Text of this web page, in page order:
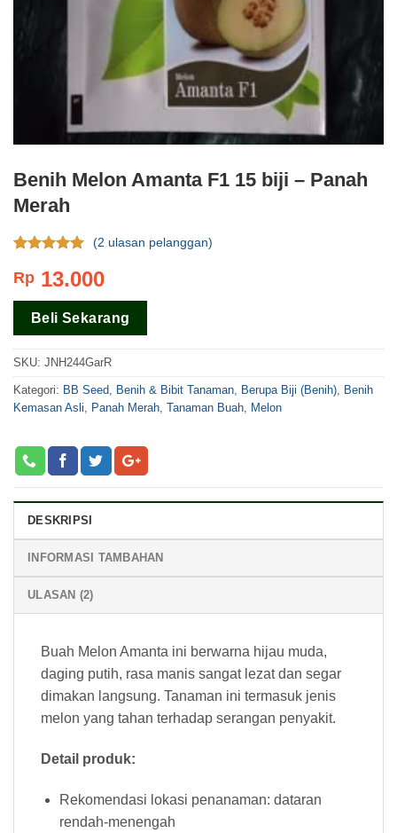
Benih Melon Amanta F1 15 biji – Panah
Merah
dari 5
pelanggan
(2 ulasan pelanggan)
Rp 13.000
Beli Sekarang
SKU: JNH244GarR
Kategori: BB Seed, Benih & Bibit Tanaman, Berupa Biji (Benih), Benih
Kemasan Asli, Panah Merah, Tanaman Buah, Melon
DESKRIPSI
INFORMASI TAMBAHAN
ULASAN (2)
Buah Melon Amanta ini berwarna hijau muda,
daging putih, rasa manis sangat lezat dan segar
dimakan langsung. Tanaman ini termasuk jenis
melon yang tahan terhadap serangan penyakit.
Detail produk:
Rekomendasi lokasi penanaman: dataran
rendah-menengah